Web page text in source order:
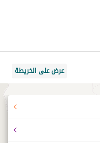
عرض على الخريطة